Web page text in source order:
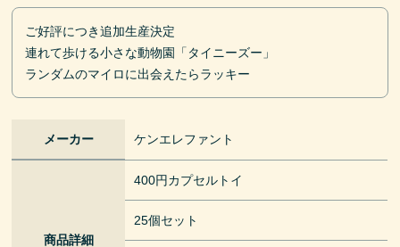
ご好評につき追加生産決定
連れて歩ける小さな動物園「タイニーズー」
ランダムのマイロに出会えたらラッキー
メーカー ケンエレファント
商品詳細
400円カプセルトイ
25個セット